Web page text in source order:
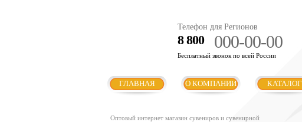
Телефон для Регионов
8 800 000-00-00
Бесплатный звонок по всей России
ГЛАВНАЯ О КОМПАНИИ КАТАЛОГ
Оптовый интернет магазин сувениров и сувенирной